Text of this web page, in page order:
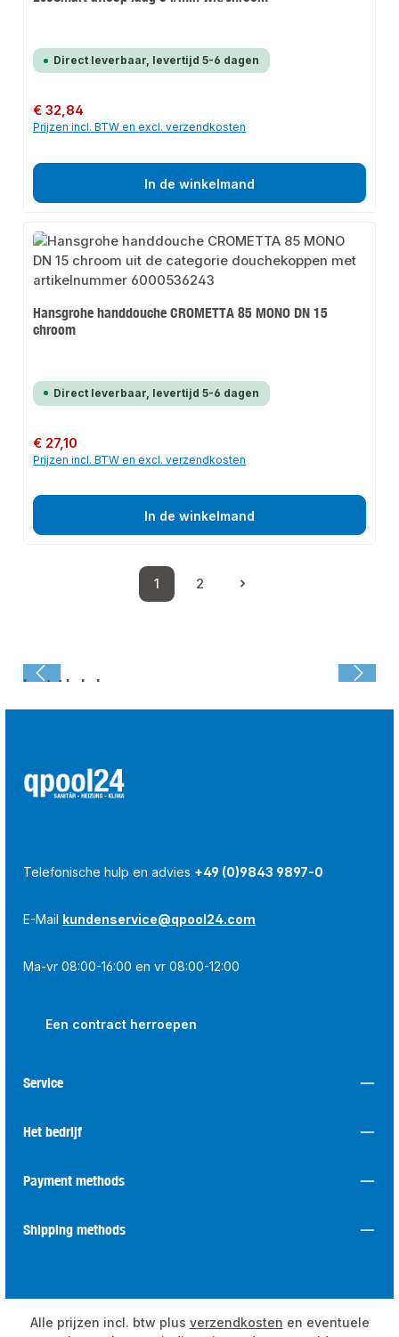
Direct leverbaar, levertijd 5-6 dagen
Normale prijs:
€ 32,84
Prijzen incl. BTW en excl. verzendkosten
In de winkelmand
Hansgrohe handdouche CROMETTA 85 MONO DN 15
chroom
Direct leverbaar, levertijd 5-6 dagen
Normale prijs:
€ 27,10
Prijzen incl. BTW en excl. verzendkosten
In de winkelmand
Pagina
1
Pagina
2
Laatst bekeken:
Telefonische hulp en advies +49 (0)9843 9897-0
E-Mail kundenservice@qpool24.com
Ma-vr 08:00-16:00 en vr 08:00-12:00
Een contract herroepen
Service
Het bedrijf
Payment methods
Shipping methods
Alle prijzen incl. btw plus verzendkosten en eventuele